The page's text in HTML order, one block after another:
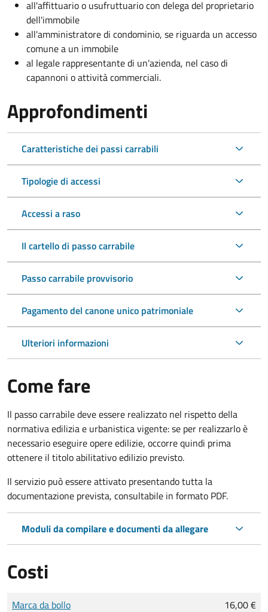
all'affittuario o usufruttuario con delega del proprietario
dell'immobile
all'amministratore di condominio, se riguarda un accesso
comune a un immobile
al legale rappresentante di un'azienda, nel caso di
capannoni o attività commerciali.
Approfondimenti
Caratteristiche dei passi carrabili
Tipologie di accessi
Accessi a raso
Il cartello di passo carrabile
Passo carrabile provvisorio
Pagamento del canone unico patrimoniale
Ulteriori informazioni
Come fare
Il passo carrabile deve essere realizzato nel rispetto della
normativa edilizia e urbanistica vigente: se per realizzarlo è
necessario eseguire opere edilizie, occorre quindi prima
ottenere il titolo abilitativo edilizio previsto.
Il servizio può essere attivato presentando tutta la
documentazione prevista, consultabile in formato PDF.
Moduli da compilare e documenti da allegare
Costi
Tipo di pagamento
Importo
Marca da bollo 16,00 €